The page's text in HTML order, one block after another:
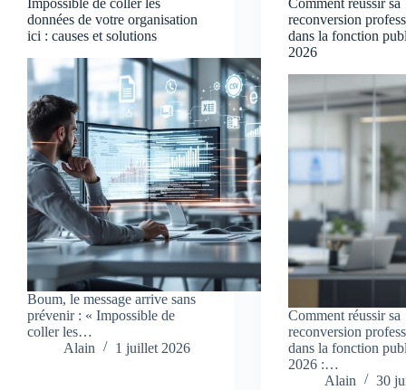
Impossible de coller les
données de votre organisation
ici : causes et solutions
Boum, le message arrive sans
prévenir : « Impossible de
coller les…
Alain
1 juillet 2026
Comment réussir sa
reconversion
dans la fonction
2026
Comment réussir sa
reconversion
dans la fonction
2026 :…
Alain
30